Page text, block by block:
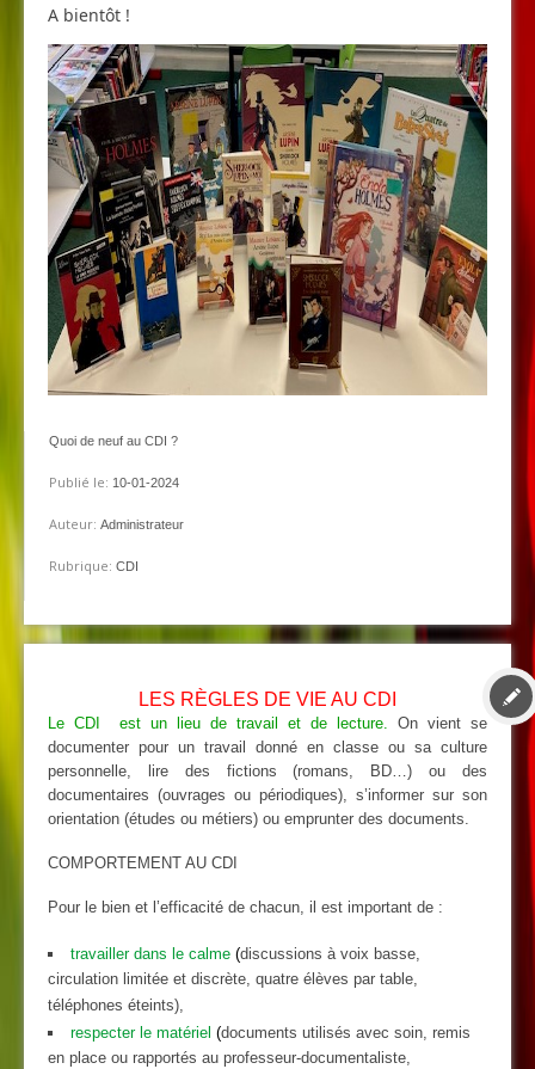
A bientôt !
Quoi de neuf au CDI ?
Publié le: 10-01-2024
Auteur: Administrateur
Rubrique: CDI
LES RÈGLES DE VIE AU CDI
Le CDI est un lieu de travail et de lecture. On vient se
documenter pour un travail donné en classe ou sa culture
personnelle, lire des fictions (romans, BD…) ou des
documentaires (ouvrages ou périodiques), s’informer sur son
orientation (études ou métiers) ou emprunter des documents.
COMPORTEMENT AU CDI
Pour le bien et l’efficacité de chacun, il est important de :
travailler dans le calme (discussions à voix basse,
circulation limitée et discrète, quatre élèves par table,
téléphones éteints),
respecter le matériel (documents utilisés avec soin, remis
en place ou rapportés au professeur-documentaliste,